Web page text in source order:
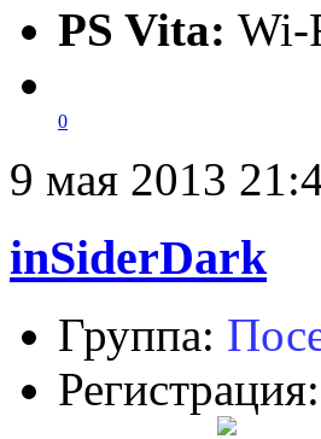
PS Vita: Wi-
0
9 мая 2013
inSiderDark
Группа: